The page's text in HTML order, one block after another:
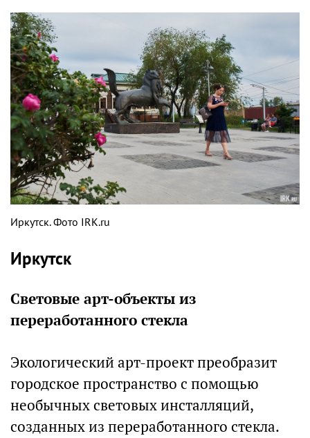
Иркутск. Фото IRK.ru
Иркутск
Световые арт-объекты из
переработанного стекла
Экологический арт-проект преобразит
городское пространство с помощью
необычных световых инсталляций,
созданных из переработанного стекла.